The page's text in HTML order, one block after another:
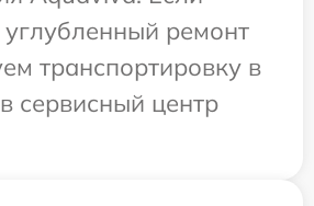
углубленный ремонт
транспортировку в
сервисный центр